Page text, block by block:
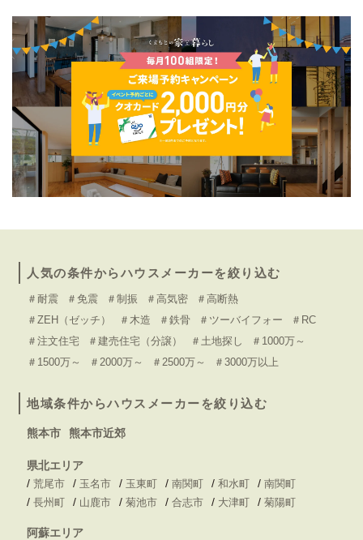
人気の条件からハウスメーカーを絞り込む
＃耐震 ＃免震 ＃制振 ＃高気密
＃高断熱
＃ZEH（ゼッチ）
＃木造 ＃鉄骨 ＃ツーバイフォー
＃RC
＃注文住宅
＃建売住宅（分譲） ＃土地探し
＃1000万～
＃1500万～
＃2000万～ ＃2500万～ ＃3000万以上
地域条件からハウスメーカーを絞り込む
熊本市 熊本市近郊
県北エリア
/ 荒尾市 / 玉名市 / 玉東町 / 南関町 / 和水町 / 南関町
/ 長州町 / 山鹿市 / 菊池市 / 合志市 / 大津町 / 菊陽町
阿蘇エリア